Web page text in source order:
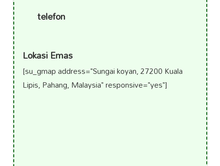
telefon
Lokasi Emas
[su_gmap address="Sungai koyan, 27200 Kuala
Lipis, Pahang, Malaysia" responsive="yes"]